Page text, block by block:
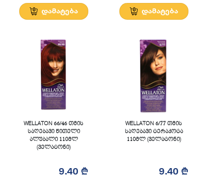
დამატება დამატება
WELLATON 66/46 თმის
საღებავი წითელი
ალუბალი 110მლ
(ველატონი)
9.40 ₾
WELLATON 6/77 თმის
საღებავი ტერაკოტა
110მლ (ველატონი)
9.40 ₾